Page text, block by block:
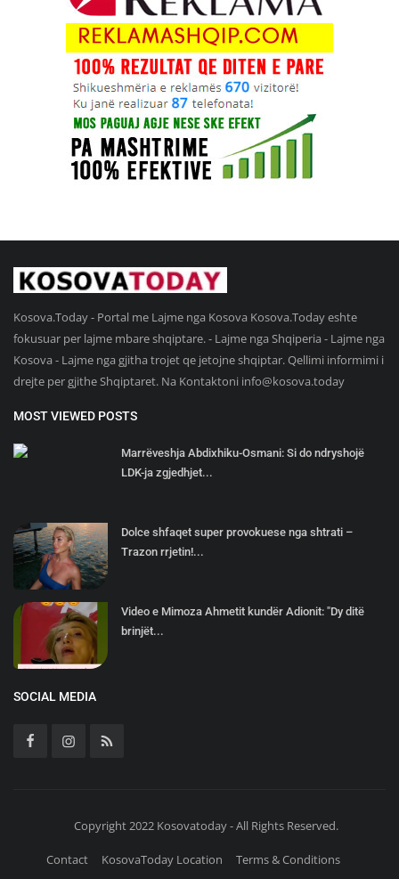
Kosova.Today - Portal me Lajme nga Kosova Kosova.Today eshte
fokusuar per lajme mbare shqiptare. - Lajme nga Shqiperia - Lajme nga
Kosova - Lajme nga gjitha trojet qe jetojne shqiptar. Qellimi informimi i
drejte per gjithe Shqiptaret. Na Kontaktoni info@kosova.today
MOST VIEWED POSTS
Marrëveshja Abdixhiku-Osmani: Si do ndryshojë
LDK-ja zgjedhjet...
Dolce shfaqet super provokuese nga shtrati –
Trazon rrjetin!...
Video e Mimoza Ahmetit kundër Adionit: "Dy ditë
brinjët...
SOCIAL MEDIA
Copyright 2022 Kosovatoday - All Rights Reserved.
Contact KosovaToday Location Terms & Conditions